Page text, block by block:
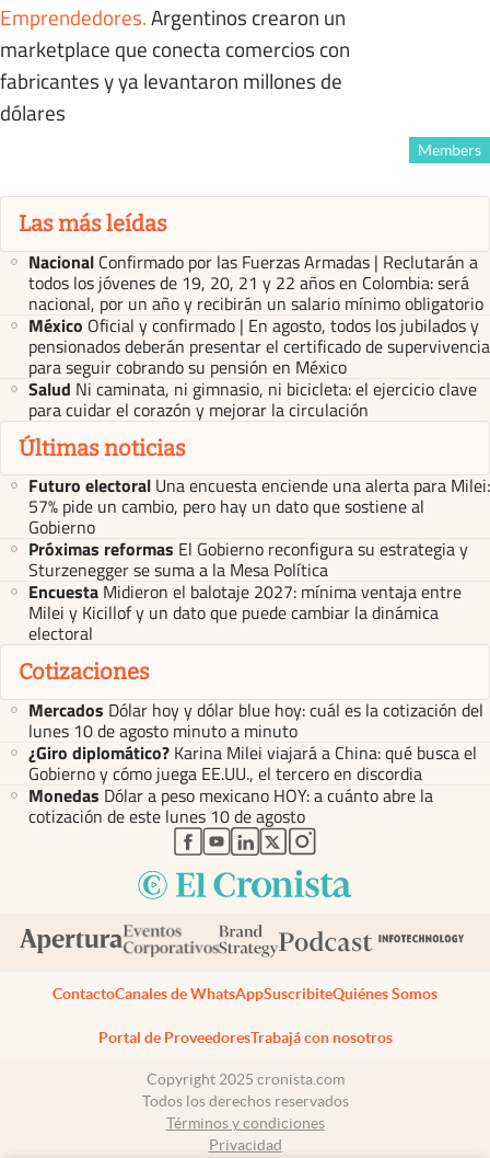
Emprendedores.Argentinos crearon un
marketplace que conecta comercios con
fabricantes y ya levantaron millones de
dólares
Members
Las más leídas
Nacional Confirmado por las Fuerzas Armadas | Reclutarán a
todos los jóvenes de 19, 20, 21 y 22 años en Colombia: será
nacional, por un año y recibirán un salario mínimo obligatorio
México Oficial y confirmado | En agosto, todos los jubilados y
pensionados deberán presentar el certificado de supervivencia
para seguir cobrando su pensión en México
Salud Ni caminata, ni gimnasio, ni bicicleta: el ejercicio clave
para cuidar el corazón y mejorar la circulación
Últimas noticias
Futuro electoral Una encuesta enciende una alerta para Milei:
57% pide un cambio, pero hay un dato que sostiene al
Gobierno
Próximas reformas El Gobierno reconfigura su estrategia y
Sturzenegger se suma a la Mesa Política
Encuesta Midieron el balotaje 2027: mínima ventaja entre
Milei y Kicillof y un dato que puede cambiar la dinámica
electoral
Cotizaciones
Mercados Dólar hoy y dólar blue hoy: cuál es la cotización del
lunes 10 de agosto minuto a minuto
¿Giro diplomático? Karina Milei viajará a China: qué busca el
Gobierno y cómo juega EE.UU., el tercero en discordia
Monedas Dólar a peso mexicano HOY: a cuánto abre la
cotización de este lunes 10 de agosto
abre en nueva pestaña
abre en nueva pestaña
abre en nueva pestaña
abre en nueva pestaña
abre en nueva pestaña
ContactoCanales de WhatsAppSuscribiteQuiénes Somos
Portal de ProveedoresTrabajá con nosotros
Copyright 2025 cronista.com
Todos los derechos reservados
Términos y condiciones
Privacidad